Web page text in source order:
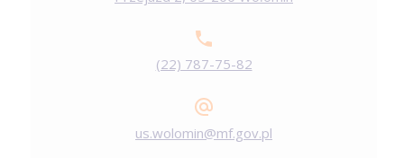
(22) 787-75-82
us.wolomin@mf.gov.pl